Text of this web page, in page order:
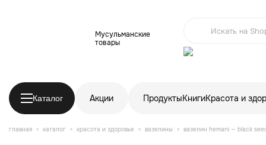
Мусульманские
товары
Каталог Акции ПродуктыКнигиКрасота и
главная каталог красота и здоровье вазелины вазелин hemani — black